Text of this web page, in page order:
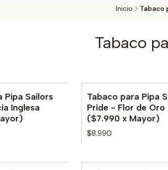
Inicio Tabaco
Tabaco
Pipa Sailors
Inglesa
No disponible
Tabaco para Pipa
Pride - Flor de Oro
($7.990 x Mayor)
$8.990